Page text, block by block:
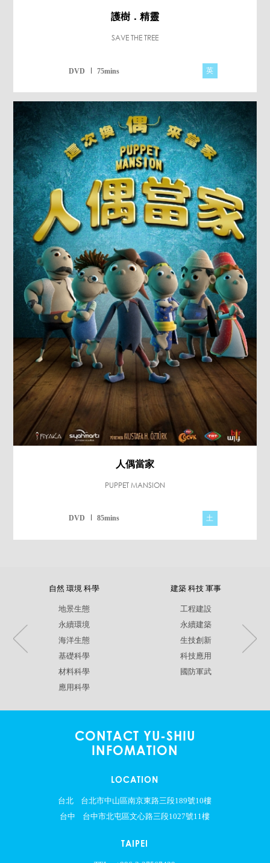
護樹．精靈
SAVE THE TREE
DVD 75mins 英
人偶當家
PUPPET MANSION
DVD 85mins 土
自然 環境 科學
地景生態
永續環境
海洋生態
基礎科學
材料科學
應用科學
建築 科技 軍事
工程建設
永續建築
生技創新
科技應用
國防軍武
CONTACT YU-SHIU
INFOMATION
LOCATION
台北
台北市中山區南京東路三段189號10樓
台中
台中市北屯區文心路三段1027號11樓
TAIPEI